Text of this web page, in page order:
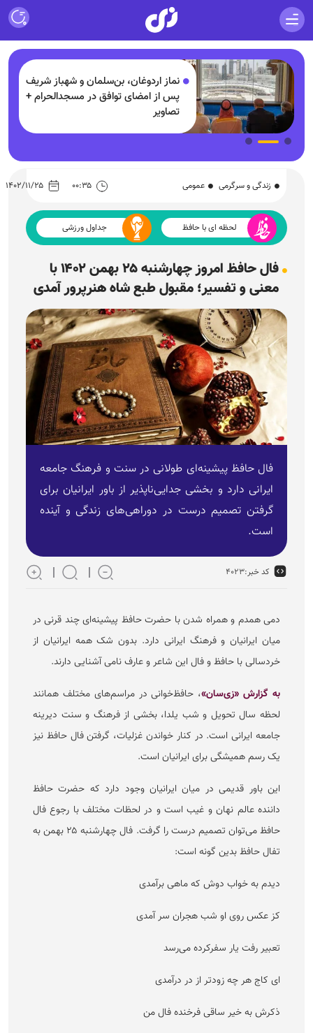
نماز اردوغان، بن‌سلمان و شهباز شریف
پس از امضای توافق در مسجدالحرام +
تصاویر
زندگی و سرگرمی عمومی ۰۰:۳۵ ۱۴۰۲/۱۱/۲۵
لحظه ای با حافظ جداول ورزشی
فال حافظ امروز چهارشنبه ۲۵ بهمن ۱۴۰۲ با
معنی و تفسیر؛ مقبول طبع شاه هنرپرور آمدی
فال حافظ پیشینه‌ای طولانی در سنت و فرهنگ جامعه
ایرانی دارد و بخشی جدایی‌ناپذیر از باور ایرانیان برای
گرفتن تصمیم درست در دوراهی‌های زندگی و آینده
است.
کد خبر:۴۰۲۳
دمی همدم و همراه شدن با حضرت حافظ پیشینه‌ای چند قرنی در
میان ایرانیان و فرهنگ ایرانی دارد. بدون شک همه ایرانیان از
خردسالی با حافظ و فال این شاعر و عارف نامی آشنایی دارند.
به گزارش «زی‌سان»، حافظ‌خوانی در مراسم‌های مختلف همانند
لحظه سال تحویل و شب یلدا، بخشی از فرهنگ و سنت دیرینه
جامعه ایرانی است. در کنار خواندن غزلیات، گرفتن فال حافظ نیز
یک رسم همیشگی برای ایرانیان است.
این باور قدیمی در میان ایرانیان وجود دارد که حضرت حافظ
داننده عالم نهان و غیب است و در لحظات مختلف با رجوع فال
حافظ می‌توان تصمیم درست را گرفت. فال چهارشنبه ۲۵ بهمن به
تفال حافظ بدین گونه است:‌
دیدم به خواب دوش که ماهی برآمدی
کز عکس روی او شب هجران سر آمدی
تعبیر رفت یار سفرکرده می‌رسد
ای کاج هر چه زودتر از در درآمدی
ذکرش به خیر ساقی فرخنده فال من